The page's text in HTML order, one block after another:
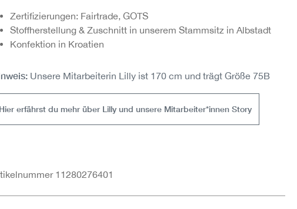
Zertifizierungen: Fairtrade, GOTS
Stoffherstellung & Zuschnitt in unserem Stammsitz in Albstadt
Konfektion in Kroatien
Unsere Mitarbeiterin Lilly ist 170 cm und trägt Größe 75B
Hier erfährst du mehr über Lilly und unsere Mitarbeiter*innen Story
11280276401